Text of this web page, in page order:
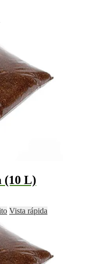
(10 L)
Vista rápida